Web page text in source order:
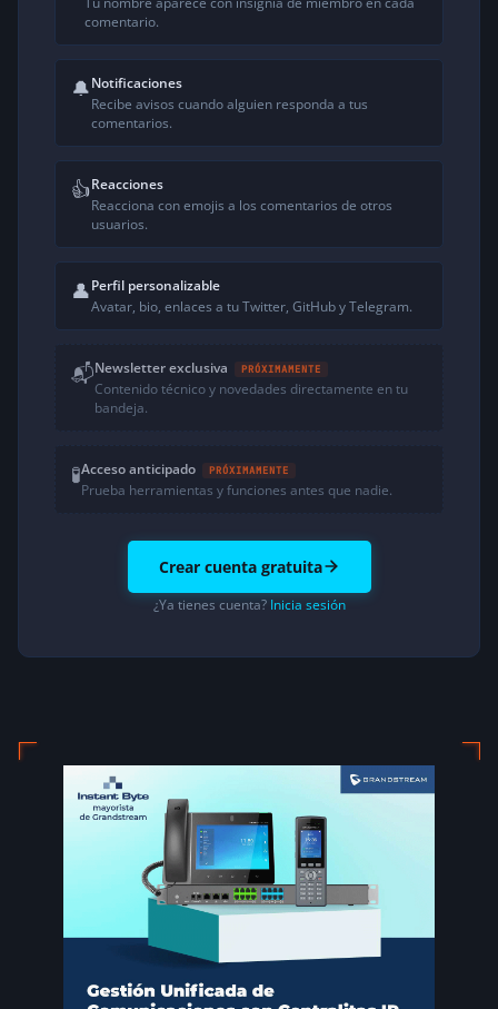
mundo se fuese a acabar.
Asterisk 1.8, algún que otro bug detectado
pero nada crítico. Desde hace tiempo, me
metí con Asterisk 10 y me ocurre lo mismo,
algún bug encontrado pero nada de
importancia.
Esos bugs que yo veo como «no importantes»
a considerarme un usuario más, desde un
punto de vista comercial son críticos y de
gravedad máxima y por eso todavía hay gente
con Asterisk 1.4.
Ahora bien… ¿tenéis los enlaces de los bugs
reportados a issues.asterisk.org? Porque de
Asterisk, pero pocos hacen algo por
solucionarlo.
Por otro lado, me parece genial que Asterisk
que reportarlos y ayudando en lo que se
pueda para que sean solucionado cuanto
Elio, un problema que a mi me pasa al
aunque he visto miles de issues de gente que
les pasaba esto y al final se han cerrado
como «fallo» de uso. A mi personalmente ya
me parece suficientemente estable la ultima
certified de 1.8 para produccion, pero
meterme en la 10 todavia me da un poco de
vertigo por esa llamemosle «inseguridad
personal» que te comentaba antes.
hace 14 años
Elio Rojano
comentario.
🔔Notificaciones
Recibe avisos cuando alguien responda a tus
comentarios.
👍Reacciones
Reacciona con emojis a los comentarios de otros
usuarios.
👤Perfil personalizable
Avatar, bio, enlaces a tu Twitter, GitHub y Telegram.
📬Newsletter exclusiva PRÓXIMAMENTE
Contenido técnico y novedades directamente en tu
bandeja.
🧪Acceso anticipado PRÓXIMAMENTE
Prueba herramientas y funciones antes que nadie.
Crear cuenta gratuita
¿Ya tienes cuenta? Inicia sesión